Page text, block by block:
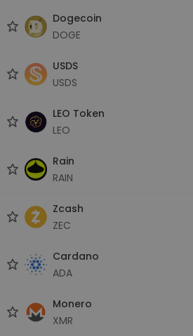
Dogecoin
DOGE
USDS
USDS
LEO Token
LEO
Rain
RAIN
Zcash
ZEC
Cardano
ADA
Monero
XMR